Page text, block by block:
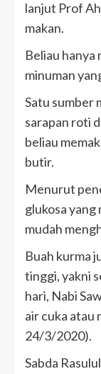
lanjut Prof
makan.
Beliau hanya
minuman
Satu sumber
sarapan roti
beliau
butir.
Menurut
glukosa yang
mudah
Buah kurma
tinggi, yakni
hari, Nabi
air cuka atau
24/3/2020).
Sabda